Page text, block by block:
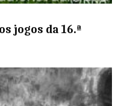
jogos da 16.ª